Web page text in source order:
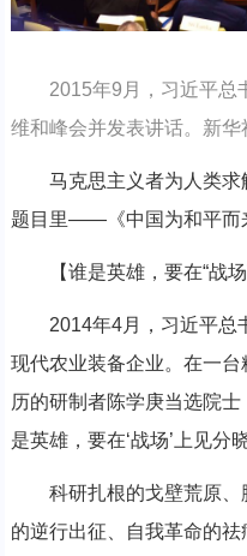
2015年9月，习近平总
维和峰会并发表讲话。新华
马克思主义者为人类求
题目里——《中国为和平而
【谁是英雄，要在“战场”
2014年4月，习近平总
现代农业装备企业。在一
历的研制者陈学庚当选院
是英雄，要在‘战场’上见分
科研扎根的戈壁荒原、
的逆行出征、自我革命的